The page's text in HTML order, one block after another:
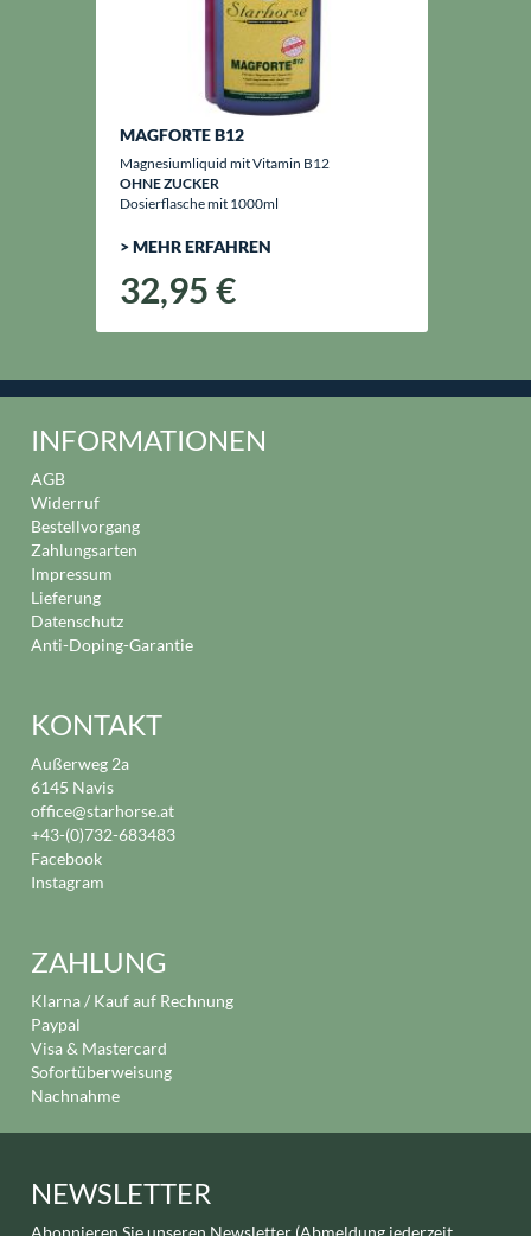
MAGFORTE B12
Magnesiumliquid mit Vitamin B12
OHNE ZUCKER
Dosierflasche mit 1000ml
> MEHR ERFAHREN
32,95 €
INFORMATIONEN
AGB
Widerruf
Bestellvorgang
Zahlungsarten
Impressum
Lieferung
Datenschutz
Anti-Doping-Garantie
KONTAKT
Außerweg 2a
6145 Navis
office@starhorse.at
+43-(0)732-683483
Facebook
Instagram
ZAHLUNG
Klarna / Kauf auf Rechnung
Paypal
Visa & Mastercard
Sofortüberweisung
Nachnahme
NEWSLETTER
Abonnieren Sie unseren Newsletter (Abmeldung jederzeit